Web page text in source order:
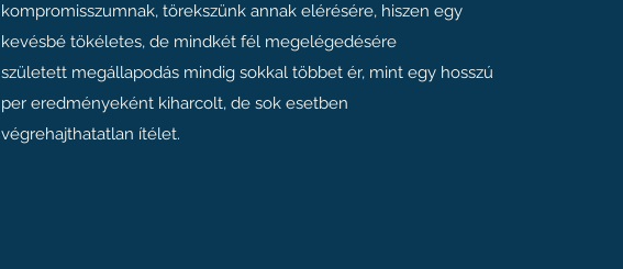
kompromisszumnak, törekszünk annak elérésére, hiszen egy
kevésbé tökéletes, de mindkét fél megelégedésére
született megállapodás mindig sokkal többet ér, mint egy hosszú
per eredményeként kiharcolt, de sok esetben
végrehajthatatlan ítélet.